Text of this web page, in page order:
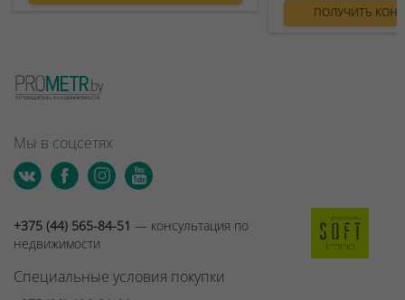
ПОЛУЧИТЬ
Мы в соцсетях
+375 (44) 565-84-51 — консультация по
недвижимости
Специальные условия покупки